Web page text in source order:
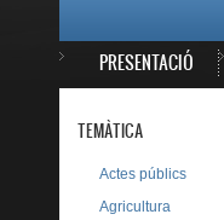
PRESENTACIÓ
TEMÀTICA
Actes públics
Agricultura